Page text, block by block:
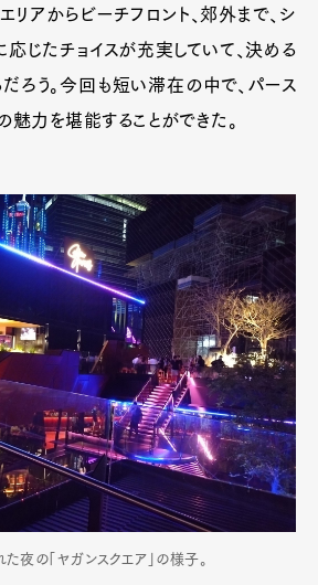
リアからビーチフロント、郊外まで、シ
じたチョイスが充実していて、決める
だろう。今回も短い滞在の中で、パース
魅力を堪能することができた。
た夜の「ヤガンスクエア」の様子。